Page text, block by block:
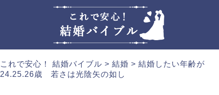
これで安心！ 結婚バイブル > 結婚 > 結婚したい年齢が
24.25.26歳 若さは光陰矢の如し